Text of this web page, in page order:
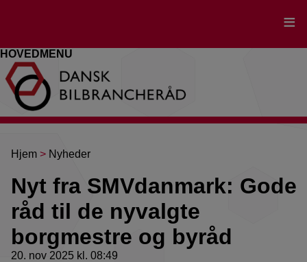
HOVEDMENU
Brødkrumme
Hjem Nyheder
Nyt fra SMVdanmark: Gode
råd til de nyvalgte
borgmestre og byråd
20. nov 2025 kl. 08:49